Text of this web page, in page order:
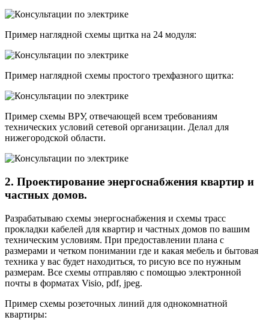
Пример наглядной схемы щитка на 24 модуля:
Пример наглядной схемы простого трехфазного щитка:
Пример схемы ВРУ, отвечающей всем требованиям
технических условий сетевой организации. Делал для
нижегородской области.
2. Проектирование энергоснабжения квартир и
частных домов.
Разрабатываю схемы энергоснабжения и схемы трасс
прокладки кабелей для квартир и частных домов по вашим
техническим условиям. При предоставлении плана с
размерами и четком понимании где и какая мебель и бытовая
техника у вас будет находиться, то рисую все по нужным
размерам. Все схемы отправляю с помощью электронной
почты в форматах Visio, pdf, jpeg.
Пример схемы розеточных линий для однокомнатной
квартиры: